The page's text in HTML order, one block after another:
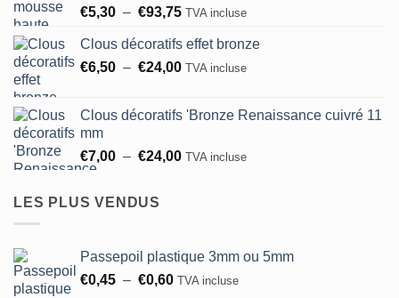
à
€5,30 – €93,75Plage
prix :
€5,30
TVA incluse
Clous décoratifs effet bronze
€6,50 – €24,00Plage
€6,50
€24,00
TVA incluse
Clous décoratifs 'Bronze Renaissance cuivré 11
mm
€7,00 – €24,00Plage
€24,00
TVA incluse
LES PLUS VENDUS
Passepoil plastique 3mm ou 5mm
€0,45 – €0,60Plage
TVA incluse